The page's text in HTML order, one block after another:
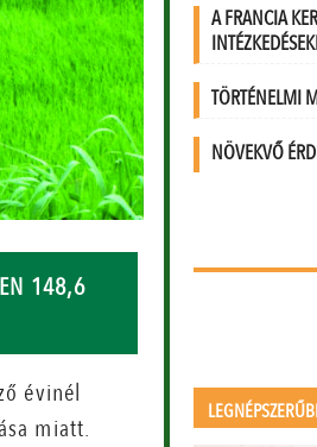
148,6
évinél
miatt.
A FRANCIA
TÖRTÉNELMI
NÖVEKVŐ